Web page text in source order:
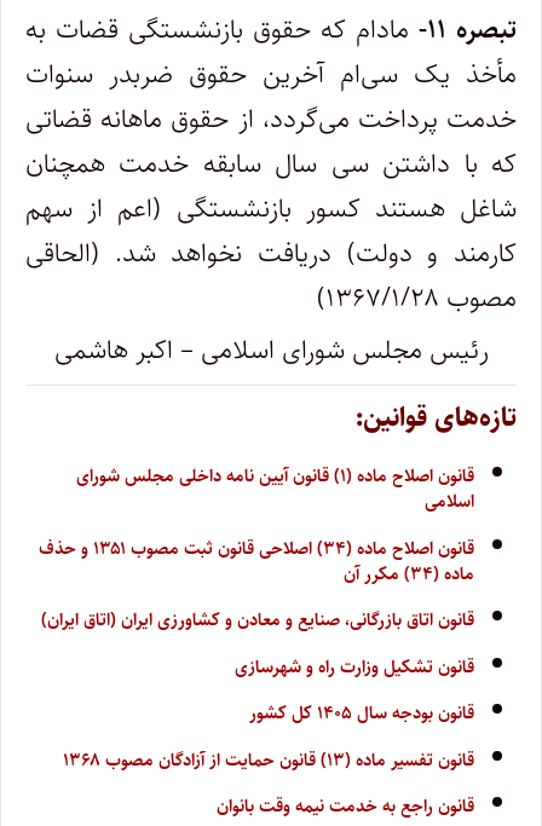
تبصره ۱۱- مادام که حقوق بازنشستگی قضات به
مأخذ یک سی‌ام آخرین حقوق ضربدر سنوات
خدمت پرداخت می‌گردد، از حقوق ماهانه قضاتی
که ‌با داشتن سی سال سابقه خدمت همچنان
شاغل هستند کسور بازنشستگی (‌اعم از سهم
کارمند و دولت) دریافت نخواهد شد. (الحاقی
مصوب ۱۳۶۷/۱/۲۸)
‌رئیس مجلس شورای اسلامی – اکبر هاشمی
تازه‌های قوانین:
قانون اصلاح ماده (۱) قانون آیین نامه داخلی مجلس شورای
اسلامی
قانون اصلاح ماده (۳۴) اصلاحی قانون ثبت مصوب ۱۳۵۱ و حذف
ماده (۳۴) مکرر آن
قانون اتاق بازرگانی، صنایع و معادن و کشاورزی ایران (اتاق ایران)
قانون تشکیل وزارت راه و شهرسازی
قانون بودجه سال ۱۴۰۵ کل کشور
قانون تفسیر ماده (۱۳) قانون حمایت از آزادگان مصوب ۱۳۶۸
قانون راجع به خدمت نیمه وقت بانوان